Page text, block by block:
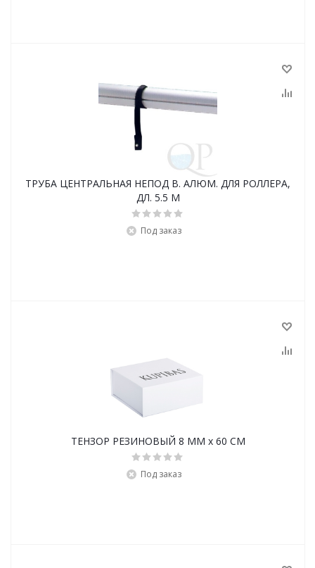
ТРУБА ЦЕНТРАЛЬНАЯ НЕПОД В. АЛЮМ. ДЛЯ РОЛЛЕРА,
ДЛ. 5.5 М
Под заказ
ТЕНЗОР РЕЗИНОВЫЙ 8 ММ х 60 СМ
Под заказ